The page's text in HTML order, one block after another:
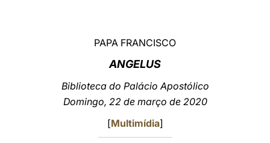
PAPA FRANCISCO
ANGELUS
Biblioteca do Palácio Apostólico
Domingo, 22 de março de 2020
[Multimídia]